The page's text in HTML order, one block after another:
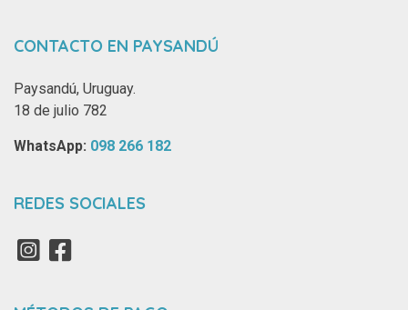
CONTACTO EN PAYSANDÚ
Paysandú, Uruguay.
18 de julio 782
WhatsApp: ‪ 098 266 182‬
REDES SOCIALES